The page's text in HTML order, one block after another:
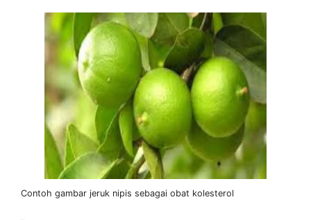
Contoh gambar jeruk nipis sebagai obat kolesterol